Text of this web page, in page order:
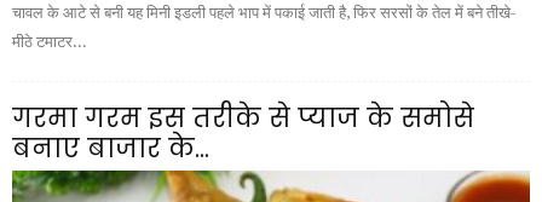
चावल के आटे से बनी यह मिनी इडली पहले भाप में पकाई जाती है, फिर सरसों के तेल में बने तीखे-
मीठे टमाटर...
गरमा गरम इस तरीके से प्याज के समोसे
बनाए बाजार के...